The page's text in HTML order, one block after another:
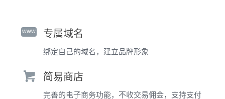
www 专属域名
绑定自己的域名，建立品牌形象
简易商店
完善的电子商务功能，不收交易佣金，支持支付